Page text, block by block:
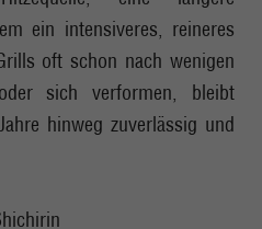
ein intensiveres, reineres
oft schon nach wenigen
sich verformen, bleibt
hinweg zuverlässig und